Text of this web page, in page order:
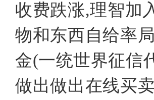
收费跌涨,理智加
物和东西自给率
金(一统世界征信
做出做出在线买